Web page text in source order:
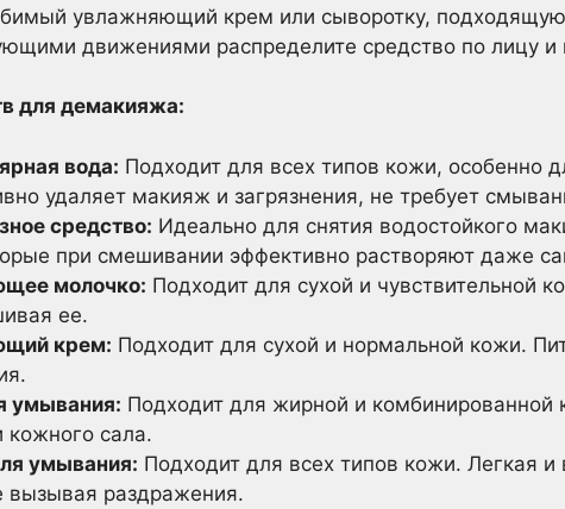
увлажняющий крем или сыворотку,
движениями распределите средство по лицу и
для демакияжа:
вода: Подходит для всех типов кожи, особенно
удаляет макияж и загрязнения, не требует
средство: Идеально для снятия водостойкого
при смешивании эффективно растворяют даже
молочко: Подходит для сухой и чувствительной
ее.
крем: Подходит для сухой и нормальной кожи.
умывания: Подходит для жирной и
кожного сала.
умывания: Подходит для всех типов кожи. Легкая
вызывая раздражения.